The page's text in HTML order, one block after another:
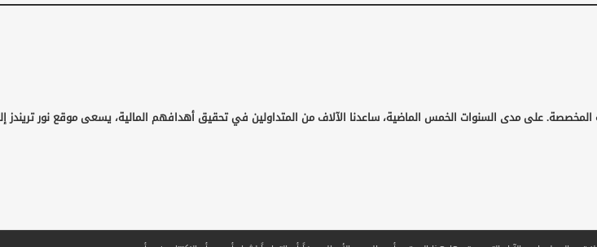
المخصصة. على مدى السنوات الخمس الماضية، ساعدنا الآلاف من المتداولين في تحقيق أهدافهم المالية، يسعى موقع نور تريندز